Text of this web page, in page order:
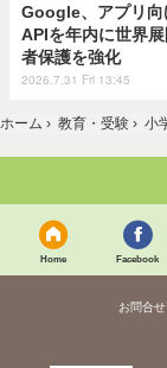
Google、アプリ向
APIを年内に世界
者保護を強化
2026.7.31 Fri 13:45
ホーム › 教育・受験 › 小
Home Facebook
お問合せ